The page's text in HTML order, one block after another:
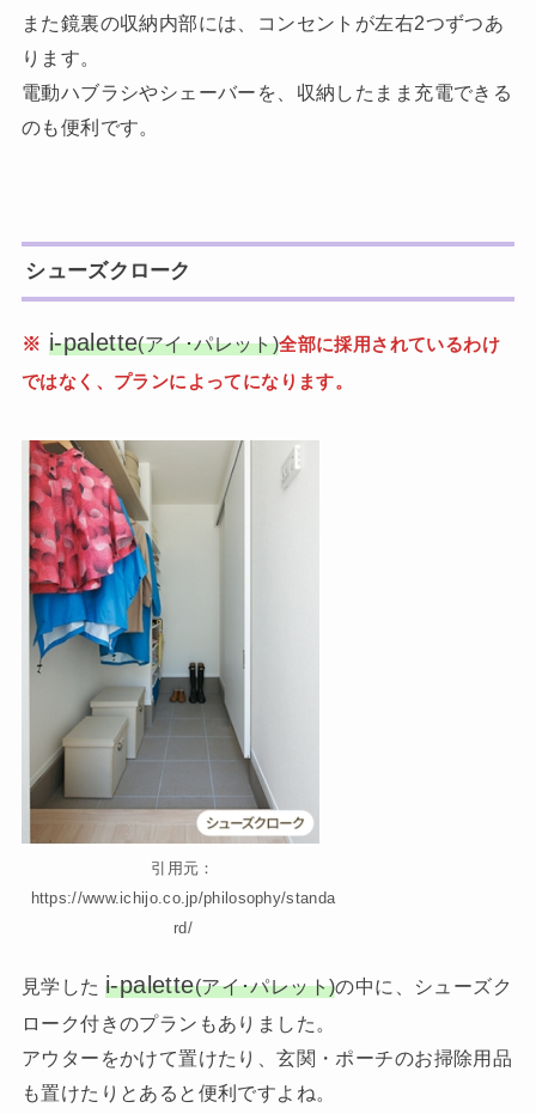
また鏡裏の収納内部には、コンセントが左右2つずつあ
ります。
電動ハブラシやシェーバーを、収納したまま充電できる
のも便利です。
シューズクローク
※ i-palette(アイ･パレット)全部に採用されているわけ
ではなく、プランによってになります。
引用元：
https://www.ichijo.co.jp/philosophy/standa
rd/
見学した i-palette(アイ･パレット)の中に、シューズク
ローク付きのプランもありました。
アウターをかけて置けたり、玄関・ポーチのお掃除用品
も置けたりとあると便利ですよね。